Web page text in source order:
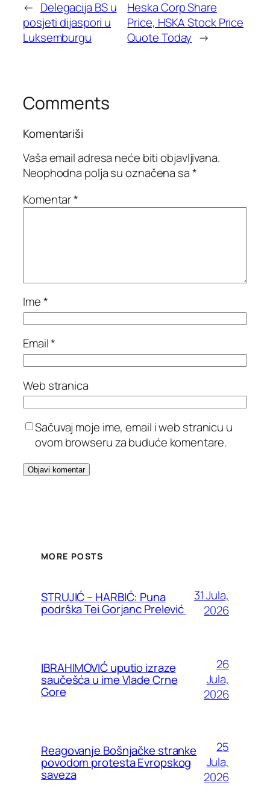
← Delegacija BS u
posjeti dijaspori u
Luksemburgu
Heska Corp Share
Price, HSKA Stock Price
Quote Today →
Comments
Komentariši
Vaša email adresa neće biti objavljivana.
Neophodna polja su označena sa*
Komentar*
Ime*
Email*
Web stranica
Sačuvaj moje ime, email i web stranicu u
ovom browseru za buduće komentare.
MORE POSTS
STRUJIĆ – HARBIĆ: Puna
podrška Tei Gorjanc Prelević
31 Jula,
2026
IBRAHIMOVIĆ uputio izraze
saučešća u ime Vlade Crne
Gore
26
Jula,
2026
Reagovanje Bošnjačke stranke
povodom protesta Evropskog
saveza
25
Jula,
2026